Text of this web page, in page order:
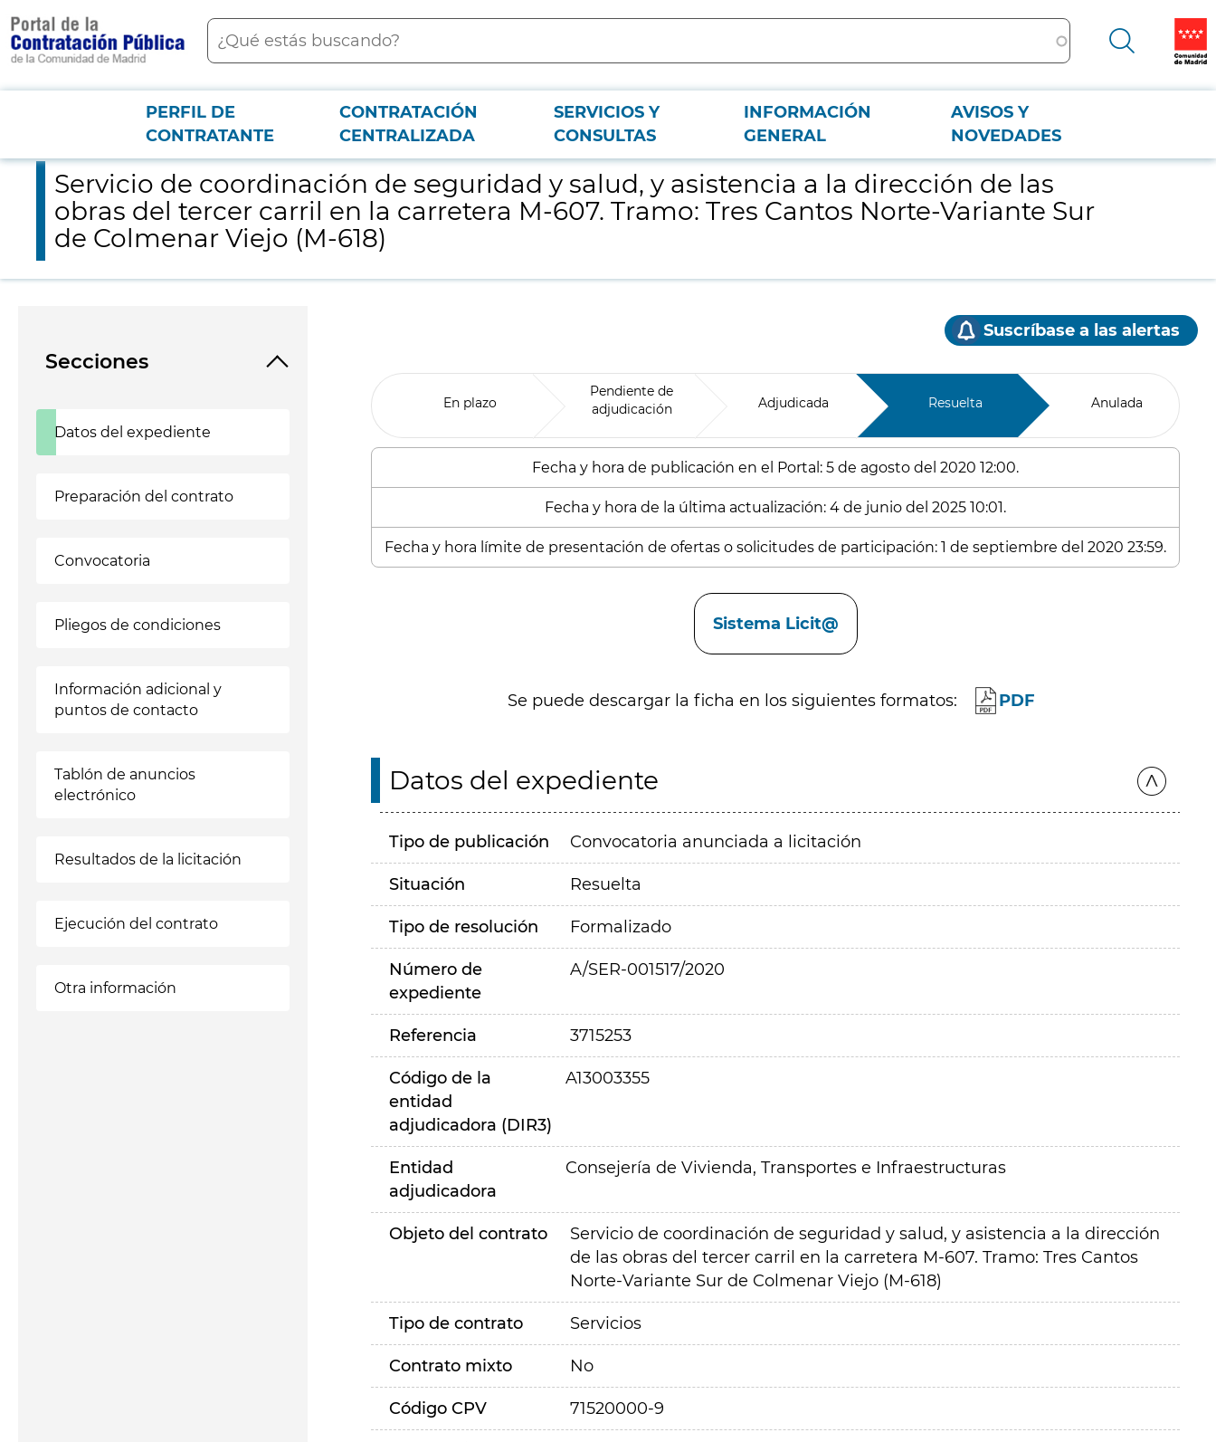
contenido
principal
Buscar
Menú PCON
PERFIL DE
CONTRATANTE
CONTRATACIÓN
CENTRALIZADA
SERVICIOS Y
CONSULTAS
INFORMACIÓN
GENERAL
AVISOS Y
NOVEDADES
Servicio de coordinación de seguridad y salud, y asistencia a la dirección de las obras del tercer carril en la carretera M-607. Tramo: Tres Cantos Norte-Variante Sur de Colmenar Viejo (M-618)
Servicio de coordinación de seguridad y salud, y asistencia a la dirección de las
obras del tercer carril en la carretera M-607. Tramo: Tres Cantos Norte-Variante Sur
de Colmenar Viejo (M-618)
Secciones
Datos del expediente
Preparación del contrato
Convocatoria
Pliegos de condiciones
Información adicional y
puntos de contacto
Tablón de anuncios
electrónico
Resultados de la licitación
Ejecución del contrato
Otra información
Suscríbase a las alertas
En plazo
Pendiente de
adjudicación
Adjudicada Resuelta Anulada
Fecha y hora de publicación en el Portal: 5 de agosto del 2020 12:00.
Fecha y hora de la última actualización: 4 de junio del 2025 10:01.
Fecha y hora límite de presentación de ofertas o solicitudes de participación: 1 de septiembre del 2020 23:59.
Sistema Licit@
Se puede descargar la ficha en los siguientes formatos: PDF
Datos del expediente
Tipo de publicación Convocatoria anunciada a licitación
Situación Resuelta
Tipo de resolución Formalizado
Número de
expediente
A/SER-001517/2020
Referencia 3715253
Código de la
entidad
adjudicadora (DIR3)
A13003355
Entidad
adjudicadora
Consejería de Vivienda, Transportes e Infraestructuras
Objeto del contrato
Servicio de coordinación de seguridad y salud, y asistencia a la dirección
de las obras del tercer carril en la carretera M-607. Tramo: Tres Cantos
Norte-Variante Sur de Colmenar Viejo (M-618)
Tipo de contrato Servicios
Contrato mixto No
Código CPV 71520000-9